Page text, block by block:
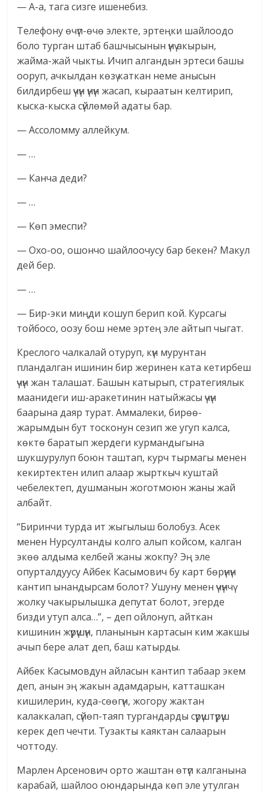
— А-а, тага сизге ишенебиз.
Телефону өчүп-өчө электе, эртеңки шайлоодо
боло турган штаб башчысынын үнү акырын,
жайма-жай чыкты. Ичип алгандын эртеси башы
ооруп, ачкылдан көзү каткан неме анысын
билдирбеш үчүн үнүн жасап, кыраатын келтирип,
кыска-кыска сүйлөмөй адаты бар.
— Ассоломму аллейкум.
— …
— Канча деди?
— …
— Көп эмеспи?
— Охо-оо, ошончо шайлоочусу бар бекен? Макул
дей бер.
— …
— Бир-эки миңди кошуп берип кой. Курсагы
тойбосо, оозу бош неме эртең эле айтып чыгат.
Креслого чалкалай отуруп, күн мурунтан
пландалган ишинин бир жеринен ката кетирбеш
үчүн жан талашат. Башын катырып, стратегиялык
маанидеги иш-аракетинин натыйжасы үчүн
баарына даяр турат. Аммалеки, бирөө-
жарымдын бут тосконун сезип же угуп калса,
көктө баратып жердеги курмандыгына
шукшурулуп боюн таштап, курч тырмагы менен
кекиртектен илип алаар жырткыч куштай
чебелектеп, душманын жоготмоюн жаны жай
албайт.
“Биринчи турда ит жыгылыш болобуз. Асек
менен Нурсултанды колго алып койсом, калган
экөө алдыма келбей жаны жокпу? Эң эле
опурталдуусу Айбек Касымович бу карт бөрүнүн
кантип ынандырсам болот? Ушуну менен үчүнчү
жолку чакырылышка депутат болот, эгерде
бизди утуп алса…”, – деп ойлонуп, айткан
кишинин жүрүшүн, планынын картасын ким жакшы
ачып бере алат деп, баш катырды.
Айбек Касымовдун айласын кантип табаар экем
деп, анын эң жакын адамдарын, катташкан
кишилерин, куда-сөөгүн, жогору жактан
калаккалап, сүйөп-таяп тургандарды сүрүштүрүш
керек деп чечти. Тузакты каяктан салаарын
чоттоду.
Марлен Арсенович орто жаштан өтүп калганына
карабай, шайлоо оюндарында көп эле утулган